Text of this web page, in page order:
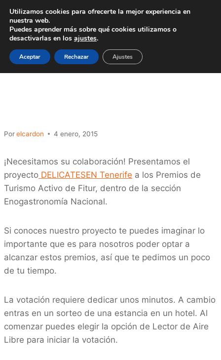
contenido
NOTICIA DESTACADA|NOTICIAS
Porelcardon 4 enero, 2015
¡Necesitamos su colaboración! Presentamos el
proyecto DELICATESEN Tenerife a los Premios de
Turismo Activo de Fitur, dentro de la sección
Enogastronomía Nacional.
Si conoces nuestro proyecto te puedes imaginar lo
importante que es para nosotros poder optar a
alcanzar estos premios, así que te pedimos un poco
de tu tiempo.
La votación requiere dedicar unos minutos. A cambio
entras en un sorteo de una estancia en un hotel. Al
comenzar puedes elegir la opción de Lector de Aire
Libre para iniciar la votación.
Utilizamos cookies para ofrecerte la mejor experiencia en
nuestra web.
Puedes aprender más sobre qué cookies utilizamos o
desactivarlas en los ajustes.
Aceptar Rechazar Ajustes